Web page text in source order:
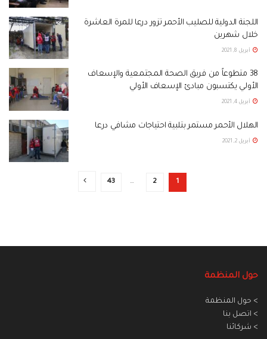
اللجنة الدولية للصليب الأحمر تزور درعا للمرة العاشرة
خلال شهرين
أبريل 8, 2021
38 متطوعاً من فريق الصحة المجتمعية والإسعاف
الأولي يكتسبون مبادئ الإسعاف الأولي
أبريل 4, 2021
الهلال الأحمر مستمر بتلبية احتياجات مشافي درعا
أبريل 2, 2021
1
2
…
43
حول المنظمة
> حول المنظمة
> اتصل بنا
> شركائنا